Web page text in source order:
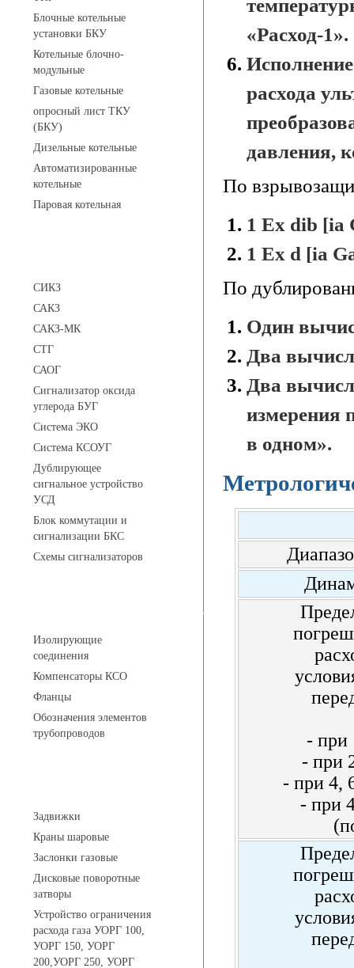
Блочные котельные
установки БКУ
Котельные блочно-
модульные
Газовые котельные
опросный лист ТКУ
(БКУ)
Дизельные котельные
Автоматизированные
котельные
Паровая котельная
СИКЗ
САКЗ
САКЗ-МК
СТГ
САОГ
Сигнализатор оксида
углерода БУГ
Система ЭКО
Система КСОУГ
Дублирующее
сигнальное устройство
УСД
Блок коммутации и
сигнализации БКС
Схемы сигнализаторов
Соединительные детали трубопровода
Изолирующие
соединения
Компенсаторы КСО
Фланцы
Обозначения элементов
трубопроводов
Задвижки
Краны шаровые
Заслонки газовые
Дисковые поворотные
затворы
Устройство ограничения
расхода газа УОРГ 100,
УОРГ 150, УОРГ
200,УОРГ 250, УОРГ
«Расход-1».
расхода
давления,
По
1 Ex dib [ia
1 Ex d [ia
По
Один
Два
Два
измерения
в одном».
- при
- при
- при 4,
- при